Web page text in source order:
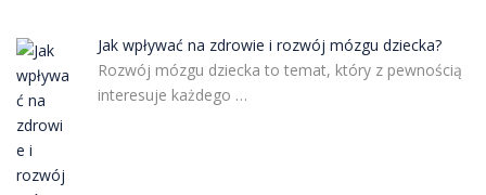
Jak wpływać na zdrowie i rozwój mózgu dziecka?
Rozwój mózgu dziecka to temat, który z pewnością
interesuje każdego …